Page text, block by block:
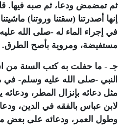
ثم تمضمض ودعا، ثم صبه فيها.
إنها أصدرتنا (سقتنا وروتنا)
في إجراء الماء له -صلى الله
مستفيضة، ومروية بأصح الطرق.
جـ - ما حفلت به كتب السنة من
النبي -صلى الله عليه وسلم-
مثل دعائه بإنزال المطر، ودعائه
لابن عباس بالفقه في الدين،
وطول العمر، ودعائه على بعض